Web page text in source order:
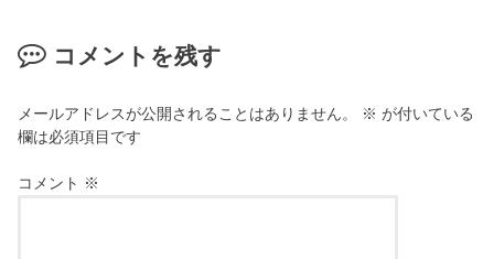
コメントを残す
メールアドレスが公開されることはありません。 ※ が付いている
欄は必須項目です
コメント ※